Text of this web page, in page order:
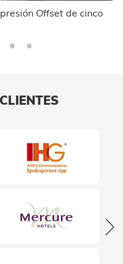
Offset de cinco